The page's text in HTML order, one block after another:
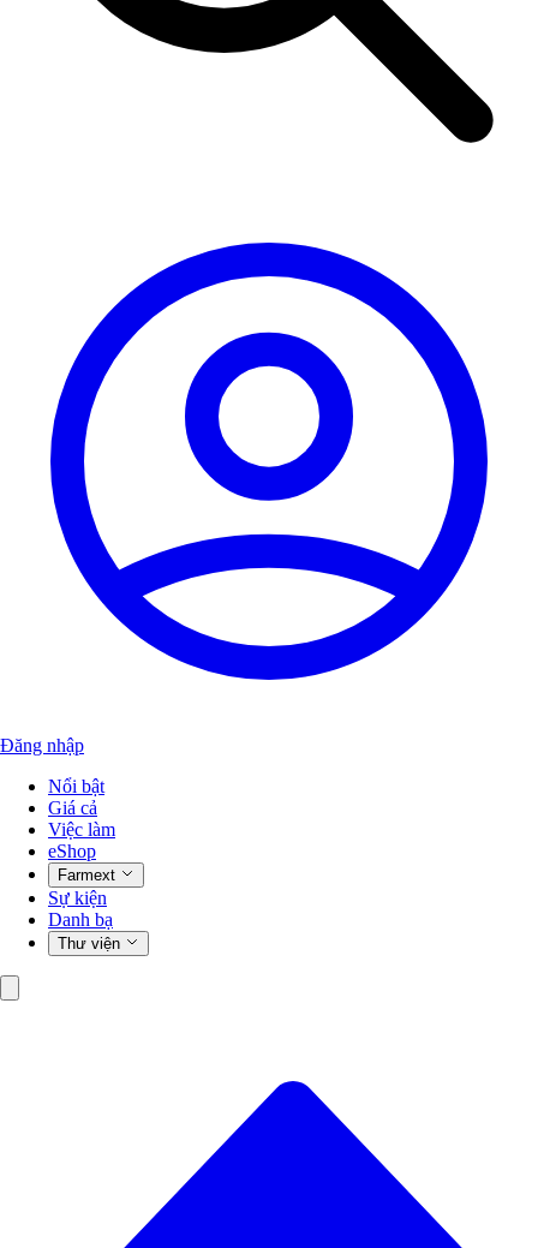
Đăng nhập
Nổi bật
Giá cả
Việc làm
eShop
Farmext
Sự kiện
Danh bạ
Thư viện